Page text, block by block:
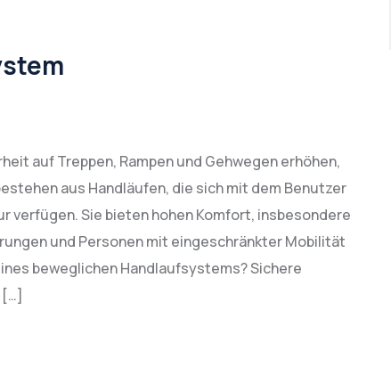
auf Treppen, Rampen und Gehwegen erhöhen,
aus Handläufen, die sich mit dem Benutzer
verfügen. Sie bieten hohen Komfort, insbesondere
und Personen mit eingeschränkter Mobilität
beweglichen Handlaufsystems? Sichere